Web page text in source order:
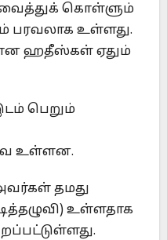
வைத்துக் கொள்ளும்
பரவலாக உள்ளது.
ஹதீஸ்கள் ஏதும்
பெறும்
உள்ளன.
தமது
உள்ளதாக